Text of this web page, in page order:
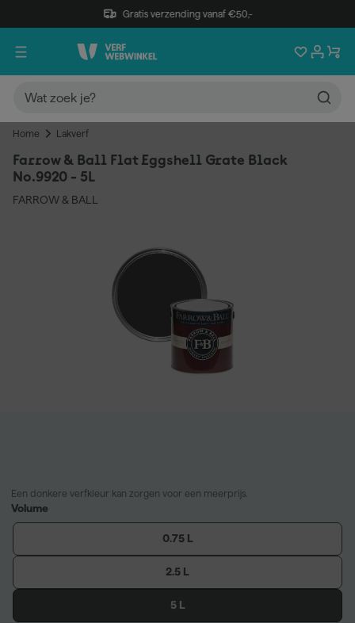
Gratis verzending vanaf €50,-
Home Lakverf
Farrow & Ball Flat Eggshell Grate Black
No.9920 - 5L
FARROW & BALL
Een donkere verfkleur kan zorgen voor een meerprijs.
Volume
0.75 L
2.5 L
5 L